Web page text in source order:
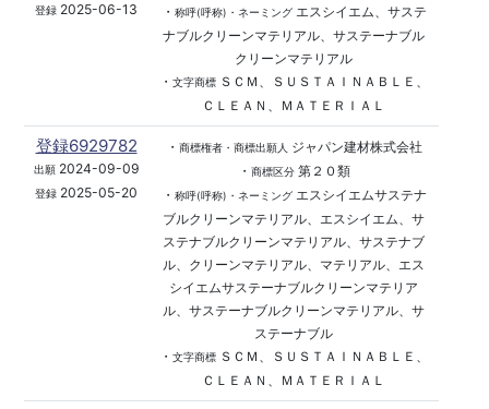
登録 2025-06-13
・ 称呼(呼称)・ネーミングエスシイエム、サステ
ナブルクリーンマテリアル、サステーナブル
クリーンマテリアル
・ 文字商標ＳＣＭ、ＳＵＳＴＡＩＮＡＢＬＥ、
ＣＬＥＡＮ、ＭＡＴＥＲＩＡＬ
登録6929782
出願2024-09-09
登録 2025-05-20
・ 商標権者・商標出願人
ジャパン建材株式会社
・ 商標区分第２０類
・ 称呼(呼称)・ネーミングエスシイエムサステナ
ブルクリーンマテリアル、エスシイエム、サ
ステナブルクリーンマテリアル、サステナブ
ル、クリーンマテリアル、マテリアル、エス
シイエムサステーナブルクリーンマテリア
ル、サステーナブルクリーンマテリアル、サ
ステーナブル
・ 文字商標ＳＣＭ、ＳＵＳＴＡＩＮＡＢＬＥ、
ＣＬＥＡＮ、ＭＡＴＥＲＩＡＬ